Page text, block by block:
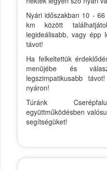
Nyári időszakban 10 -
km között
legideálisabb, vagy épp
távot!
Ha felkeltettük
menüjébe és
legszimpatikusabb
nyáron!
Túránk
együttműködésben
segítségüket!